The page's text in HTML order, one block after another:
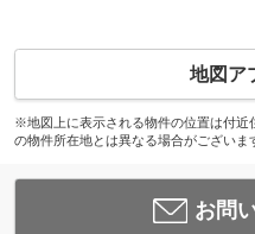
地図ア
※地図上に表示される物件の位置は付近
の物件所在地とは異なる場合がございま
お問